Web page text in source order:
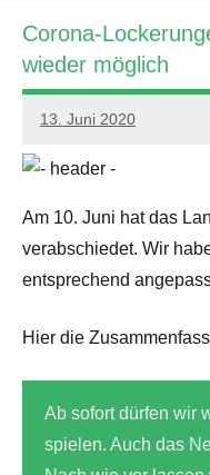
Corona-
wieder möglich
13. Juni 2020
PSV
GWW
Am 10. Juni hat das
verabschiedet. Wir
entsprechend
Hier die
Ab sofort dürfen wir
spielen. Auch das